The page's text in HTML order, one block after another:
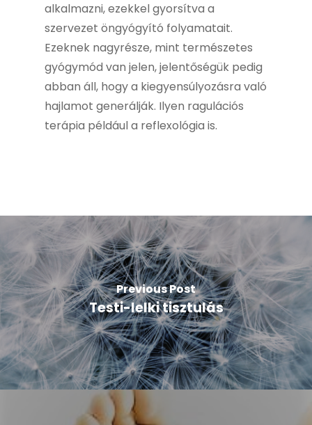
alkalmazni, ezekkel gyorsítva a
szervezet öngyógyító folyamatait.
Ezeknek nagyrésze, mint természetes
gyógymód van jelen, jelentőségük pedig
abban áll, hogy a kiegyensúlyozásra való
hajlamot generálják. Ilyen ragulációs
terápia például a reflexológia is.
Previous Post
Testi-lelki tisztulás